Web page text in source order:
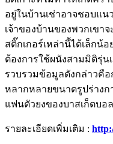
อยู่ในบ้านเช่าอาจชอบแน
เจ้าของบ้านของพวกเขา
สติ๊กเกอร์เหล่านี้ได้เล็ก
ต้องการใช้ผนังสามมิติรุ่น
รวบรวมข้อมูลดังกล่าวคือ
หลากหลายขนาดรูปร่าง
แฟนตัวยงของบาสเก็ตบอล
รายละเอียดเพิ่มเติม :